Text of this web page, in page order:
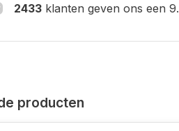
2433 klanten geven ons een
producten